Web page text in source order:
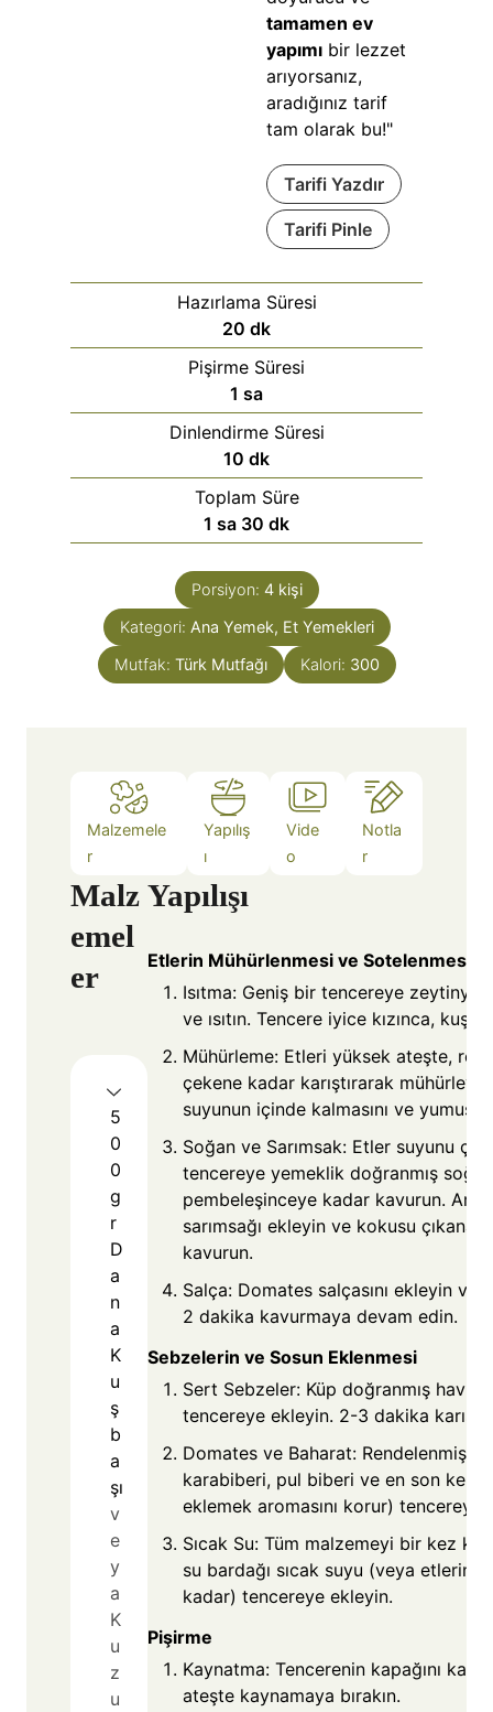
tamamen ev
yapımıbir lezzet
arıyorsanız,
aradığınız tarif
tam olarak bu!"
Tarifi Yazdır
Tarifi Pinle
Hazırlama Süresi
20 dk
Pişirme Süresi
1 sa
Dinlendirme Süresi
10 dk
Toplam Süre
1 sa 30 dk
Porsiyon: 4 kişi
Kategori: Ana Yemek, Et Yemekleri
Mutfak: Türk Mutfağı Kalori: 300
Malzemele
r
Yapılış
ı
Vide
o
Notla
r
Malz
emel
er
5
0
0
g
r
D
a
n
a
K
u
ş
b
a
şı
v
e
y
a
K
u
z
u
Yapılışı
Etlerin Mühürlenmesi ve Sotelenmesi
Isıtma: Geniş bir tencereye
ve ısıtın. Tencere iyice kızınca,
Mühürleme: Etleri yüksek ateşte,
çekene kadar karıştırarak
suyunun içinde kalmasını ve
Soğan ve Sarımsak: Etler suyunu
tencereye yemeklik doğranmış
pembeleşinceye kadar kavurun.
sarımsağı ekleyin ve kokusu çıkana
kavurun.
Salça: Domates salçasını ekleyin ve
2 dakika kavurmaya devam edin.
Sebzelerin ve Sosun Eklenmesi
Sert Sebzeler: Küp doğranmış
tencereye ekleyin. 2-3 dakika
Domates ve Baharat: Rendelenmiş
karabiberi, pul biberi ve en son
eklemek aromasını korur) tencereye
Sıcak Su: Tüm malzemeyi bir kez
su bardağı sıcak suyu (veya etlerin
kadar) tencereye ekleyin.
Pişirme
Kaynatma: Tencerenin kapağını
ateşte kaynamaya bırakın.